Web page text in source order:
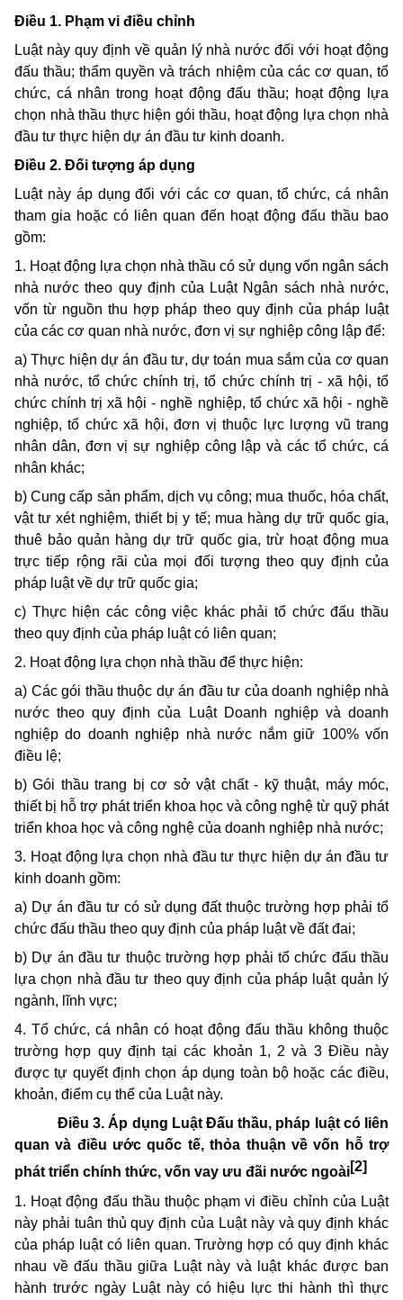
Điều 1. Phạm vi điều chỉnh
Luật này quy định về quản lý nhà nước đối với hoạt động
đấu thầu; thẩm quyền và trách nhiệm của các cơ quan, tổ
chức, cá nhân trong hoạt động đấu thầu; hoạt động lựa
chọn nhà thầu thực hiện gói thầu, hoạt động lựa chọn nhà
đầu tư thực hiện dự án đầu tư kinh doanh.
Điều 2. Đối tượng áp dụng
Luật này áp dụng đối với các cơ quan, tổ chức, cá nhân
tham gia hoặc có liên quan đến hoạt động đấu thầu bao
gồm:
1. Hoạt động lựa chọn nhà thầu có sử dụng vốn ngân sách
nhà nước theo quy định của Luật Ngân sách nhà nước,
vốn từ nguồn thu hợp pháp theo quy định của pháp luật
của các cơ quan nhà nước, đơn vị sự nghiệp công lập để:
a) Thực hiện dự án đầu tư, dự toán mua sắm của cơ quan
nhà nước, tổ chức chính trị, tổ chức chính trị - xã hội, tổ
chức chính trị xã hội - nghề nghiệp, tổ chức xã hội - nghề
nghiệp, tổ chức xã hội, đơn vị thuộc lực lượng vũ trang
nhân dân, đơn vị sự nghiệp công lập và các tổ chức, cá
nhân khác;
b) Cung cấp sản phẩm, dịch vụ công; mua thuốc, hóa chất,
vật tư xét nghiệm, thiết bị y tế; mua hàng dự trữ quốc gia,
thuê bảo quản hàng dự trữ quốc gia, trừ hoạt động mua
trực tiếp rộng rãi của mọi đối tượng theo quy định của
pháp luật về dự trữ quốc gia;
c) Thực hiện các công việc khác phải tổ chức đấu thầu
theo quy định của pháp luật có liên quan;
2. Hoạt động lựa chọn nhà thầu để thực hiện:
a) Các gói thầu thuộc dự án đầu tư của doanh nghiệp nhà
nước theo quy định của Luật Doanh nghiệp và doanh
nghiệp do doanh nghiệp nhà nước nắm giữ 100% vốn
điều lệ;
b) Gói thầu trang bị cơ sở vật chất - kỹ thuật, máy móc,
thiết bị hỗ trợ phát triển khoa học và công nghệ từ quỹ phát
triển khoa học và công nghệ của doanh nghiệp nhà nước;
3. Hoạt động lựa chọn nhà đầu tư thực hiện dự án đầu tư
kinh doanh gồm:
a) Dự án đầu tư có sử dụng đất thuộc trường hợp phải tổ
chức đấu thầu theo quy định của pháp luật về đất đai;
b) Dự án đầu tư thuộc trường hợp phải tổ chức đấu thầu
lựa chọn nhà đầu tư theo quy định của pháp luật quản lý
ngành, lĩnh vực;
4. Tổ chức, cá nhân có hoạt động đấu thầu không thuộc
trường hợp quy định tại các khoản 1, 2 và 3 Điều này
được tự quyết định chọn áp dụng toàn bộ hoặc các điều,
khoản, điểm cụ thể của Luật này.
Điều 3. Áp dụng Luật Đấu thầu, pháp luật có liên
quan và điều ước quốc tế, thỏa thuận về vốn hỗ trợ
phát triển chính thức, vốn vay ưu đãi nước ngoài[2]
1. Hoạt động đấu thầu thuộc phạm vi điều chỉnh của Luật
này phải tuân thủ quy định của Luật này và quy định khác
của pháp luật có liên quan. Trường hợp có quy định khác
nhau về đấu thầu giữa Luật này và luật khác được ban
hành trước ngày Luật này có hiệu lực thi hành thì thực